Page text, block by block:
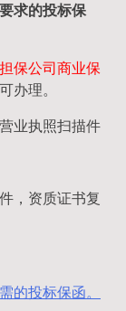
求的投标保
担保公司商业保
办理。
业执照扫描件
，资质证书复